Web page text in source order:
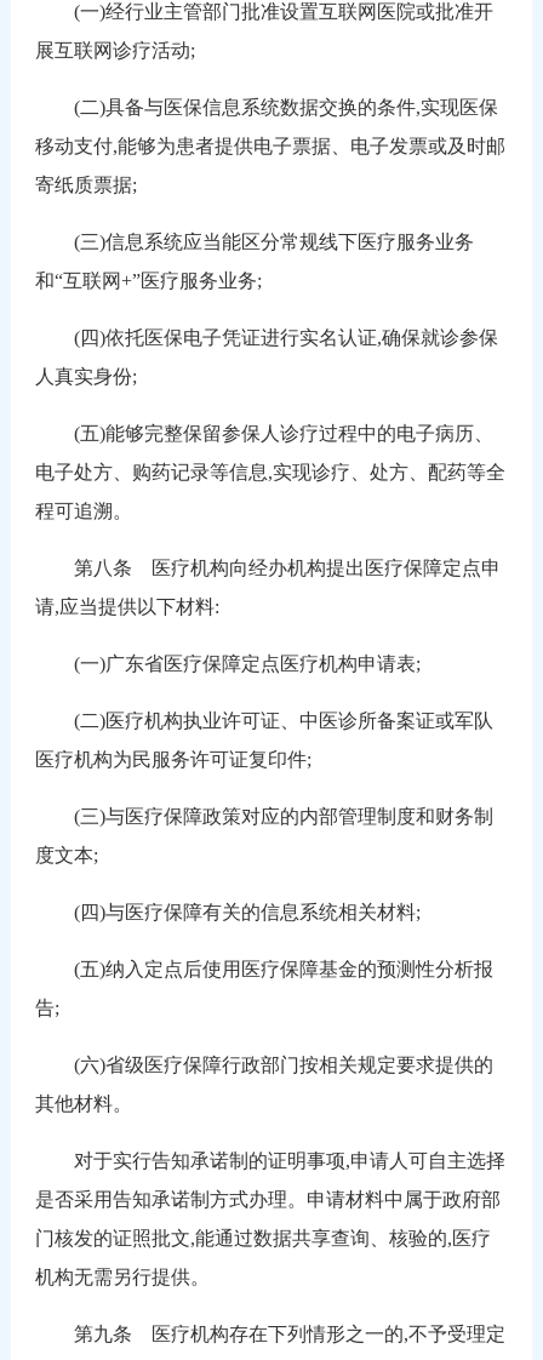
(一)经行业主管部门批准设置互联网医院或批准开
展互联网诊疗活动;
(二)具备与医保信息系统数据交换的条件,实现医保
移动支付,能够为患者提供电子票据、电子发票或及时邮
寄纸质票据;
(三)信息系统应当能区分常规线下医疗服务业务
和“互联网+”医疗服务业务;
(四)依托医保电子凭证进行实名认证,确保就诊参保
人真实身份;
(五)能够完整保留参保人诊疗过程中的电子病历、
电子处方、购药记录等信息,实现诊疗、处方、配药等全
程可追溯。
第八条 医疗机构向经办机构提出医疗保障定点申
请,应当提供以下材料:
(一)广东省医疗保障定点医疗机构申请表;
(二)医疗机构执业许可证、中医诊所备案证或军队
医疗机构为民服务许可证复印件;
(三)与医疗保障政策对应的内部管理制度和财务制
度文本;
(四)与医疗保障有关的信息系统相关材料;
(五)纳入定点后使用医疗保障基金的预测性分析报
告;
(六)省级医疗保障行政部门按相关规定要求提供的
其他材料。
对于实行告知承诺制的证明事项,申请人可自主选择
是否采用告知承诺制方式办理。申请材料中属于政府部
门核发的证照批文,能通过数据共享查询、核验的,医疗
机构无需另行提供。
第九条 医疗机构存在下列情形之一的,不予受理定